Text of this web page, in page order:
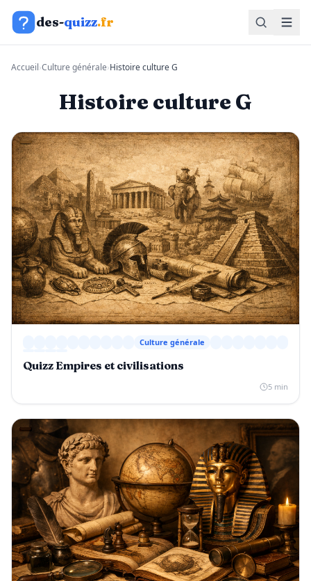
Aller au contenu
des-quizz.fr
Accueil›Culture générale›Histoire culture G
Histoire culture G
Culture générale
Quizz Empires et civilisations
5 min